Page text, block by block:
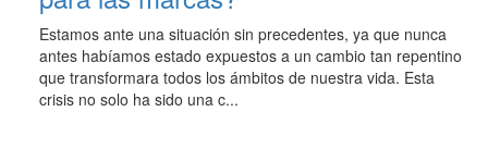
Estamos ante una situación sin precedentes, ya que nunca
antes habíamos estado expuestos a un cambio tan repentino
que transformara todos los ámbitos de nuestra vida. Esta
crisis no solo ha sido una c...